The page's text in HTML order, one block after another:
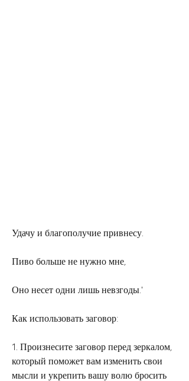
Удачу и благополучие привнесу.
Пиво больше не нужно мне,
Оно несет одни лишь невзгоды.'
Как использовать заговор:
1. Произнесите заговор перед зеркалом,
который поможет вам изменить свои
мысли и укрепить вашу волю бросить